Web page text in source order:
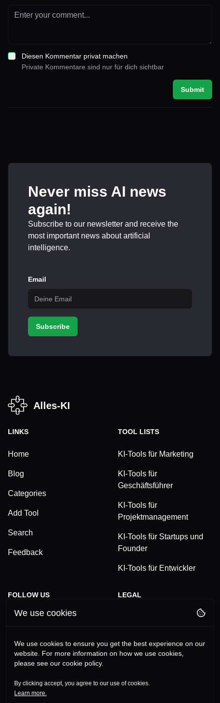
Diesen Kommentar privat machen
Private Kommentare sind nur für dich sichtbar
Submit
Never miss AI news
again!
Subscribe to our newsletter and receive the
most important news about artificial
intelligence.
Email
Subscribe
Alles-KI
LINKS
Home
Blog
Categories
Add Tool
Search
Feedback
TOOL LISTS
KI-Tools für Marketing
KI-Tools für
Geschäftsführer
KI-Tools für
Projektmanagement
KI-Tools für Startups und
Founder
KI-Tools für Entwickler
FOLLOW US
TikTok
YouTube
LEGAL
Imprint
We use cookies
We use cookies to ensure you get the best experience on our
website. For more information on how we use cookies,
please see our cookie policy.
By clicking accept, you agree to our use of cookies.
Learn more.